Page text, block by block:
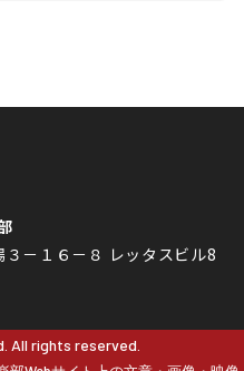
－１６－８ レッタスビル8
All rights reserved.